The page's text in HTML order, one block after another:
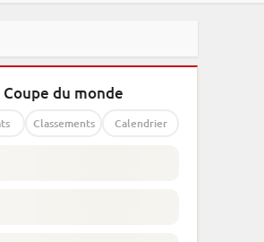
Coupe du monde
Classements Calendrier